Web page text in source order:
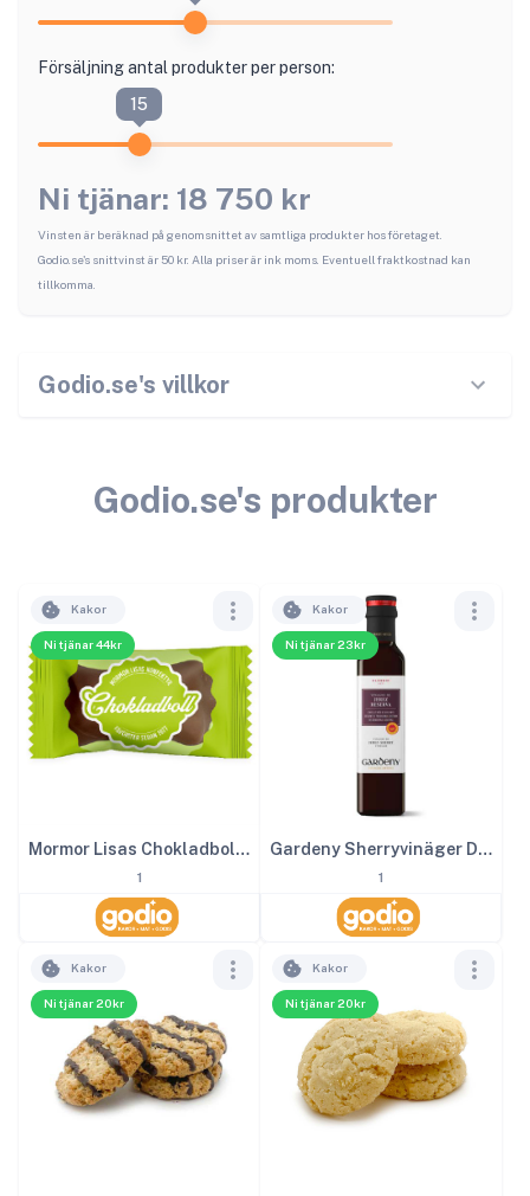
Försäljning antal produkter per person:
15
Ni tjänar: 18 750 kr
Vinsten är beräknad på genomsnittet av samtliga produkter hos företaget.
Godio.se's snittvinst är 50 kr. Alla priser är ink moms. Eventuell fraktkostnad kan
tillkomma.
Godio.se's villkor
Godio.se's produkter
Ni tjänar 44kr
Kakor
Mormor Lisas Chokladboll inslagen 2kg
1
Ni tjänar 23kr
Kakor
Gardeny Sherryvinäger DOP 25 cl
1
Ni tjänar 20kr
Kakor
Ni tjänar 20kr
Kakor